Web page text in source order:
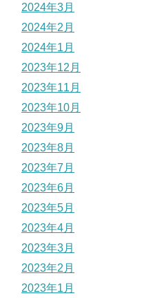
2024年3月
2024年2月
2024年1月
2023年12月
2023年11月
2023年10月
2023年9月
2023年8月
2023年7月
2023年6月
2023年5月
2023年4月
2023年3月
2023年2月
2023年1月